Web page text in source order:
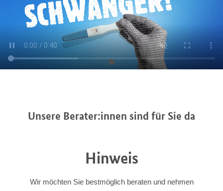
Unsere Berater:innen sind für Sie da
Hinweis
Wir möchten Sie bestmöglich beraten und nehmen